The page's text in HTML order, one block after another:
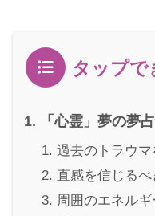
タップで
「心霊」夢の夢
過去のトラウ
直感を信じるべ
周囲のエネル